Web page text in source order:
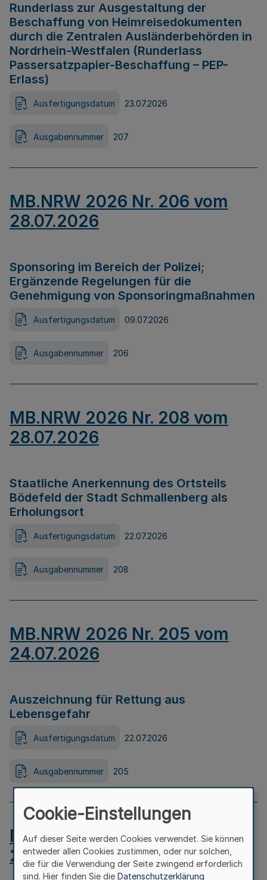
Runderlass zur Ausgestaltung der
Beschaffung von Heimreisedokumenten
durch die Zentralen Ausländerbehörden in
Nordrhein-Westfalen (Runderlass
Passersatzpapier-Beschaffung – PEP-
Erlass)
Ausfertigungsdatum 23.07.2026
Ausgabennummer 207
MB.NRW 2026 Nr. 206 vom
28.07.2026
Sponsoring im Bereich der Polizei;
Ergänzende Regelungen für die
Genehmigung von Sponsoringmaßnahmen
Ausfertigungsdatum 09.07.2026
Ausgabennummer 206
MB.NRW 2026 Nr. 208 vom
28.07.2026
Staatliche Anerkennung des Ortsteils
Bödefeld der Stadt Schmallenberg als
Erholungsort
Ausfertigungsdatum 22.07.2026
Ausgabennummer 208
MB.NRW 2026 Nr. 205 vom
24.07.2026
Auszeichnung für Rettung aus
Lebensgefahr
Ausfertigungsdatum 22.07.2026
Ausgabennummer 205
MB.NRW 2026 Nr. 204 vom
24.07.2026
Cookie-Einstellungen
Auf dieser Seite werden Cookies verwendet. Sie können
entweder allen Cookies zustimmen, oder nur solchen,
die für die Verwendung der Seite zwingend erforderlich
sind. Hier finden Sie die Datenschutzerklärung